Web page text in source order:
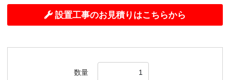
数量